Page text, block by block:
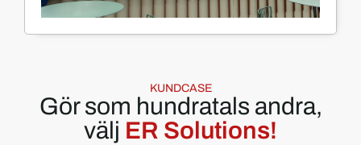
KUNDCASE
Gör som hundratals andra,
välj ER Solutions!